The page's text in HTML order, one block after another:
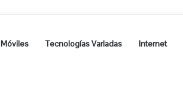
Móviles Tecnologías Variadas Internet